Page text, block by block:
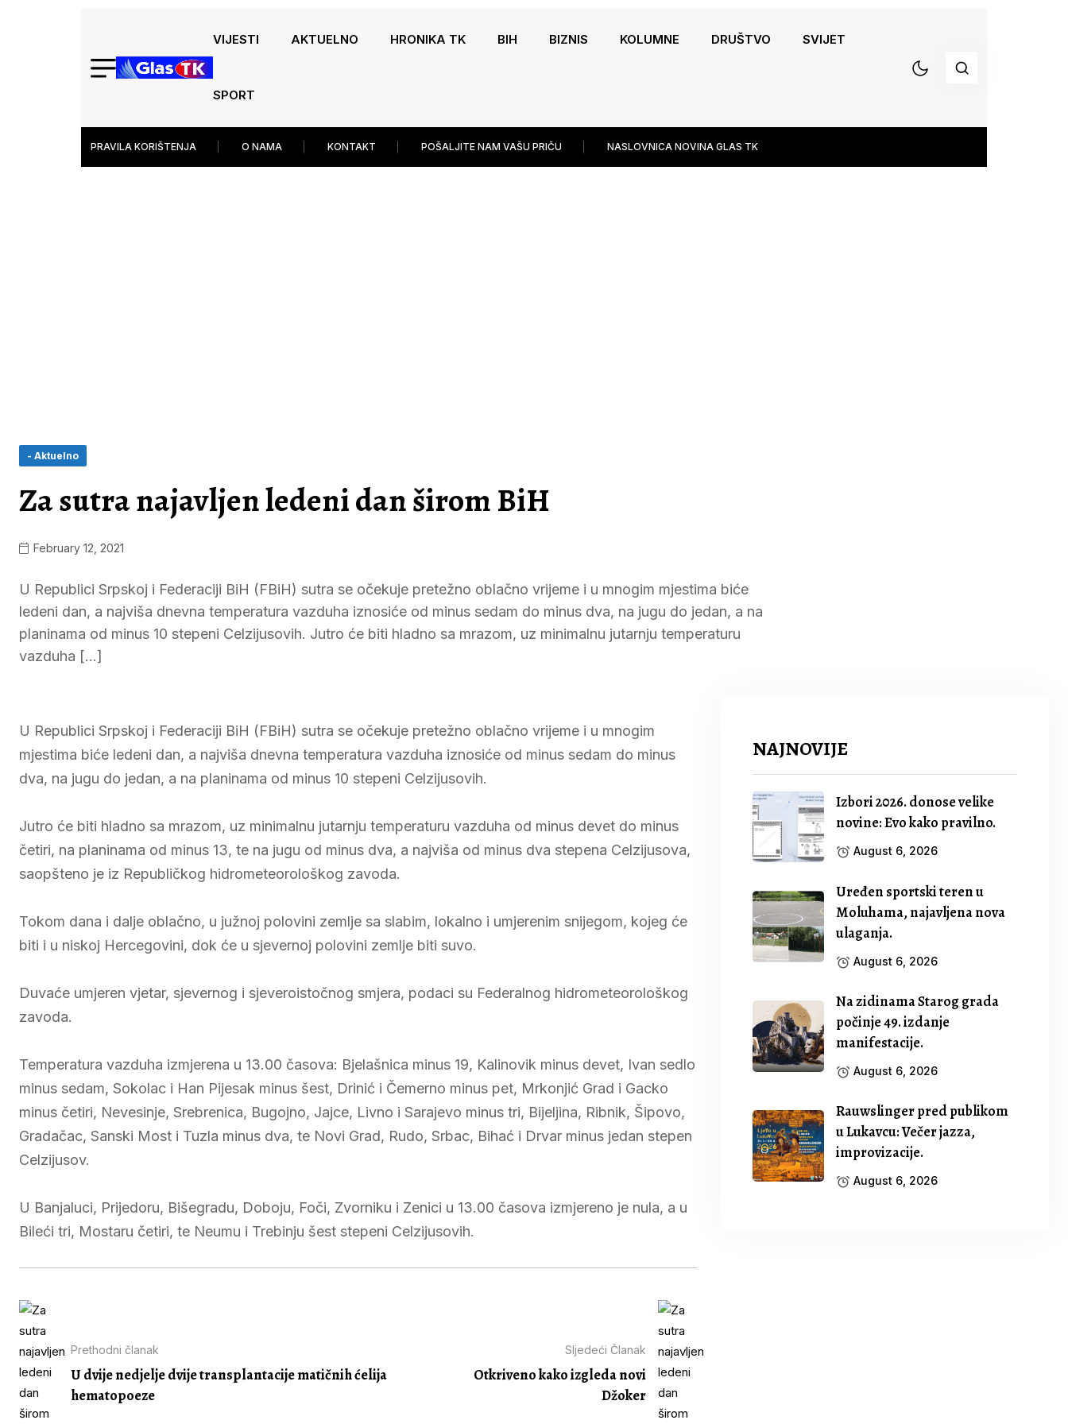
VIJESTI AKTUELNO HRONIKA TK BIH BIZNIS KOLUMNE DRUŠTVO SVIJET
SPORT
PRAVILA KORIŠTENJA O NAMA KONTAKT POŠALJITE NAM VAŠU PRIČU NASLOVNICA NOVINA GLAS TK
- Aktuelno
Za sutra najavljen ledeni dan širom BiH
February 12, 2021
U Republici Srpskoj i Federaciji BiH (FBiH) sutra se očekuje pretežno oblačno vrijeme i u mnogim mjestima biće
ledeni dan, a najviša dnevna temperatura vazduha iznosiće od minus sedam do minus dva, na jugu do jedan, a na
planinama od minus 10 stepeni Celzijusovih. Jutro će biti hladno sa mrazom, uz minimalnu jutarnju temperaturu
vazduha […]
U Republici Srpskoj i Federaciji BiH (FBiH) sutra se očekuje pretežno oblačno vrijeme i u mnogim
mjestima biće ledeni dan, a najviša dnevna temperatura vazduha iznosiće od minus sedam do minus
dva, na jugu do jedan, a na planinama od minus 10 stepeni Celzijusovih.
Jutro će biti hladno sa mrazom, uz minimalnu jutarnju temperaturu vazduha od minus devet do minus
četiri, na planinama od minus 13, te na jugu od minus dva, a najviša od minus dva stepena Celzijusova,
saopšteno je iz Republičkog hidrometeorološkog zavoda.
Tokom dana i dalje oblačno, u južnoj polovini zemlje sa slabim, lokalno i umjerenim snijegom, kojeg će
biti i u niskoj Hercegovini, dok će u sjevernoj polovini zemlje biti suvo.
Duvaće umjeren vjetar, sjevernog i sjeveroistočnog smjera, podaci su Federalnog hidrometeorološkog
zavoda.
Temperatura vazduha izmjerena u 13.00 časova: Bjelašnica minus 19, Kalinovik minus devet, Ivan sedlo
minus sedam, Sokolac i Han Pijesak minus šest, Drinić i Čemerno minus pet, Mrkonjić Grad i Gacko
minus četiri, Nevesinje, Srebrenica, Bugojno, Jajce, Livno i Sarajevo minus tri, Bijeljina, Ribnik, Šipovo,
Gradačac, Sanski Most i Tuzla minus dva, te Novi Grad, Rudo, Srbac, Bihać i Drvar minus jedan stepen
Celzijusov.
U Banjaluci, Prijedoru, Bišegradu, Doboju, Foči, Zvorniku i Zenici u 13.00 časova izmjereno je nula, a u
Bileći tri, Mostaru četiri, te Neumu i Trebinju šest stepeni Celzijusovih.
Prethodni članak
U dvije nedjelje dvije transplantacije matičnih ćelija
hematopoeze
Sljedeći Članak
Otkriveno kako izgleda novi
Džoker
NAJNOVIJE
Izbori 2026. donose velike
novine: Evo kako pravilno.
August 6, 2026
Uređen sportski teren u
Moluhama, najavljena nova
ulaganja.
August 6, 2026
Na zidinama Starog grada
počinje 49. izdanje
manifestacije.
August 6, 2026
Rauwslinger pred publikom
u Lukavcu: Večer jazza,
improvizacije.
August 6, 2026